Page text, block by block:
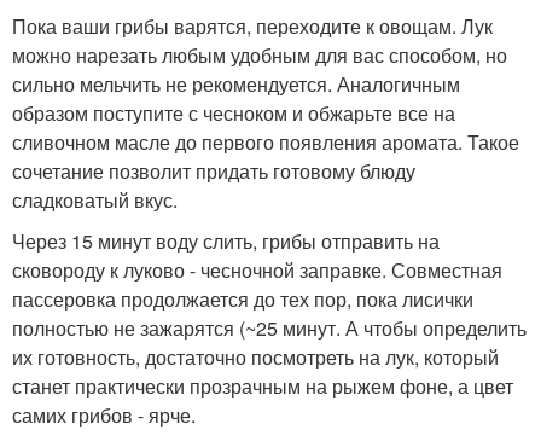
Пока ваши грибы варятся, переходите к овощам. Лук
можно нарезать любым удобным для вас способом, но
сильно мельчить не рекомендуется. Аналогичным
образом поступите с чесноком и обжарьте все на
сливочном масле до первого появления аромата. Такое
сочетание позволит придать готовому блюду
сладковатый вкус.
Через 15 минут воду слить, грибы отправить на
сковороду к луково - чесночной заправке. Совместная
пассеровка продолжается до тех пор, пока лисички
полностью не зажарятся (~25 минут. А чтобы определить
их готовность, достаточно посмотреть на лук, который
станет практически прозрачным на рыжем фоне, а цвет
самих грибов - ярче.